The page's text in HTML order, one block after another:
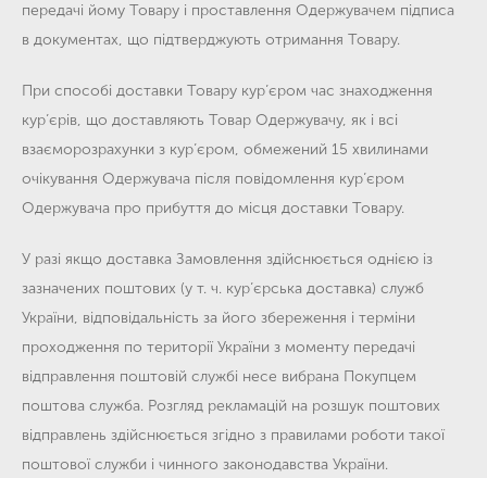
передачі йому Товару і проставлення Одержувачем підписа
в документах, що підтверджують отримання Товару.
При способі доставки Товару кур’єром час знаходження
кур’єрів, що доставляють Товар Одержувачу, як і всі
взаєморозрахунки з кур’єром, обмежений 15 хвилинами
очікування Одержувача після повідомлення кур’єром
Одержувача про прибуття до місця доставки Товару.
У разі якщо доставка Замовлення здійснюється однією із
зазначених поштових (у т. ч. кур’єрська доставка) служб
України, відповідальність за його збереження і терміни
проходження по території України з моменту передачі
відправлення поштовій службі несе вибрана Покупцем
поштова служба. Розгляд рекламацій на розшук поштових
відправлень здійснюється згідно з правилами роботи такої
поштової служби і чинного законодавства України.